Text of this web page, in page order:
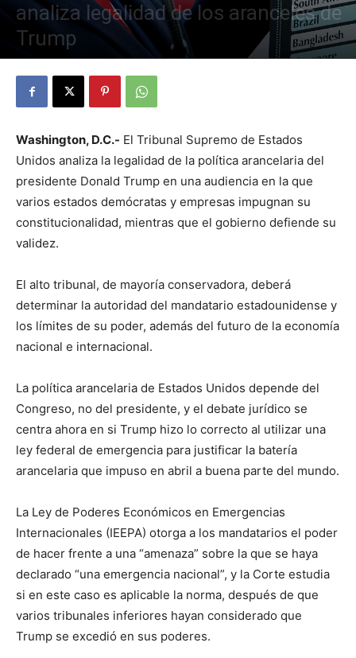
analiza legalidad de los aranceles de
Trump
By Julio Valdez - noviembre 5, 2025 24
Washington, D.C.- El Tribunal Supremo de Estados
Unidos analiza la legalidad de la política arancelaria del
presidente Donald Trump en una audiencia en la que
varios estados demócratas y empresas impugnan su
constitucionalidad, mientras que el gobierno defiende su
validez.
El alto tribunal, de mayoría conservadora, deberá
determinar la autoridad del mandatario estadounidense y
los límites de su poder, además del futuro de la economía
nacional e internacional.
La política arancelaria de Estados Unidos depende del
Congreso, no del presidente, y el debate jurídico se
centra ahora en si Trump hizo lo correcto al utilizar una
ley federal de emergencia para justificar la batería
arancelaria que impuso en abril a buena parte del mundo.
La Ley de Poderes Económicos en Emergencias
Internacionales (IEEPA) otorga a los mandatarios el poder
de hacer frente a una “amenaza” sobre la que se haya
declarado “una emergencia nacional”, y la Corte estudia
si en este caso es aplicable la norma, después de que
varios tribunales inferiores hayan considerado que
Trump se excedió en sus poderes.